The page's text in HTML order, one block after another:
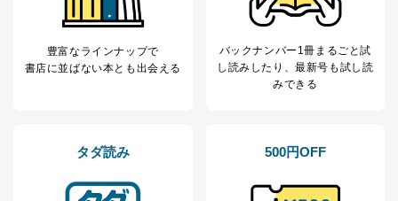
豊富なラインナップで
書店に並ばない本とも出会える
バックナンバー1冊まるごと試
し読み したり、最新号も試し読
みできる
タダ読み 500円OFF